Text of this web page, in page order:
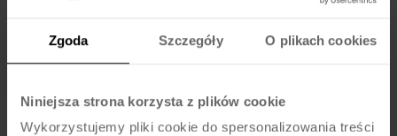
Zgoda Szczegóły O plikach cookies
Niniejsza strona korzysta z plików cookie
Wykorzystujemy pliki cookie do spersonalizowania treści